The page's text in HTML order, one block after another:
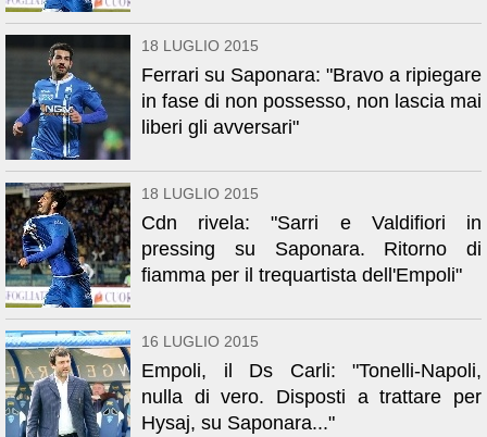
18 LUGLIO 2015
Ferrari su Saponara: "Bravo a ripiegare
in fase di non possesso, non lascia mai
liberi gli avversari"
18 LUGLIO 2015
Cdn rivela: "Sarri e Valdifiori in
pressing su Saponara. Ritorno di
fiamma per il trequartista dell'Empoli"
16 LUGLIO 2015
Empoli, il Ds Carli: "Tonelli-Napoli,
nulla di vero. Disposti a trattare per
Hysaj, su Saponara..."